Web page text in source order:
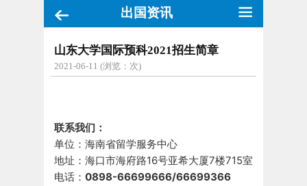
出国资讯
山东大学国际预科2021招生简章
2021-06-11 (浏览： 次)
联系我们：
单位：海南省留学服务中心
地址：海口市海府路16号亚希大厦7楼715室
电话： 0898-66699666/66699366